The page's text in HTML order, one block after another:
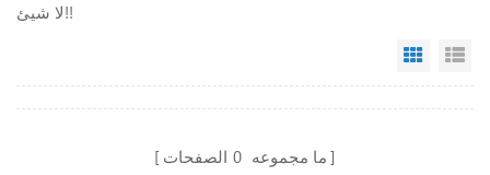
لا شيئ!!
Grid
ما مجموعه 0 الصفحات